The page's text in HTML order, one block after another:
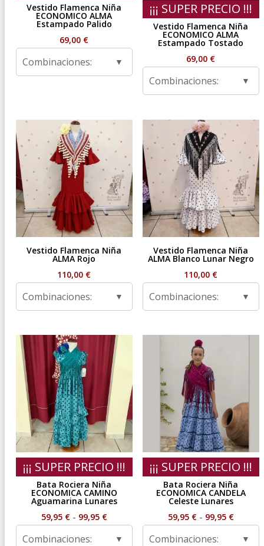
Vestido Flamenca Niña
ECONOMICO ALMA
Estampado Palido
69,00 €
Combinaciones:
¡¡¡ SUPER PRECIO !!!
Vestido Flamenca Niña
ECONOMICO ALMA
Estampado Tostado
69,00 €
Combinaciones:
Vestido Flamenca Niña
ALMA Rojo
110,00 €
Combinaciones:
Vestido Flamenca Niña
ALMA Blanco Lunar Negro
110,00 €
Combinaciones:
¡¡¡ SUPER PRECIO !!!
Bata Rociera Niña
ECONOMICA CAMINO
Aguamarina Lunares
59,95 € - 99,95 €Rango
Combinaciones:
¡¡¡ SUPER PRECIO !!!
Bata Rociera Niña
ECONOMICA CANDELA
Celeste Lunares
59,95 € - 99,95 €Rango
Combinaciones: